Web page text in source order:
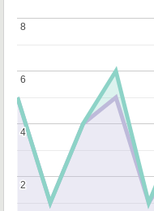
2
2
4
4
6
6
8
8